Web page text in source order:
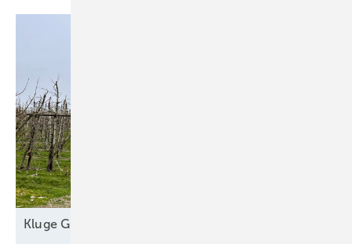
Kl ugeGrünstromautomaten